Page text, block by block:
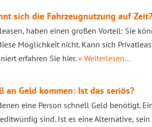
sich die Fahrzeugnutzung auf Zeit?
haben einen großen Vorteil: Sie
Möglichkeit nicht. Kann sich
erfahren Sie hier.» Weiterlesen...
Geld kommen: Ist das seriös?
eine Person schnell Geld benötigt.
sind. Ist es eine Alternative,